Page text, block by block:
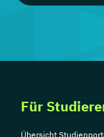
Für
Übersicht